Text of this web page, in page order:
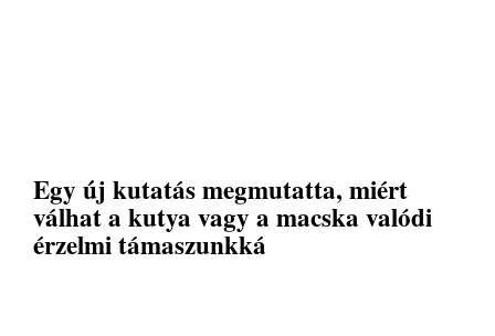
Egy új kutatás megmutatta, miért
válhat a kutya vagy a macska valódi
érzelmi támaszunkká